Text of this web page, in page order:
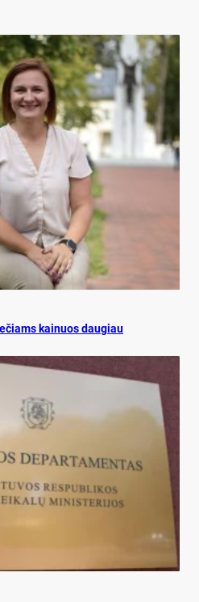
kai­nuos dau­giau